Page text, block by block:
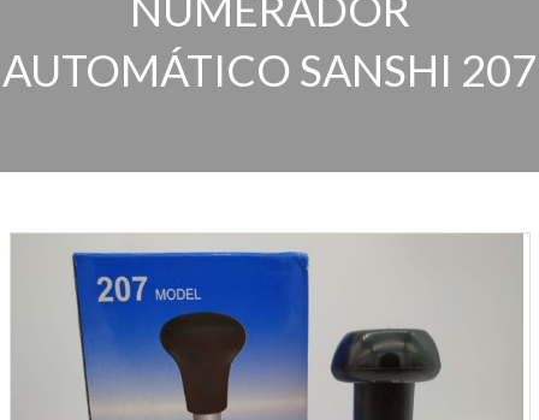
AUTOMÁTICO SANSHI 207